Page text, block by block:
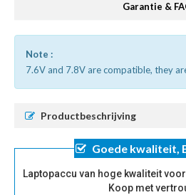
Garantie &
Note :
7.6V and 7.8V are compatible, they
Productbeschrijving
Goede kwaliteit,
Laptopaccu van hoge kwaliteit
Koop met